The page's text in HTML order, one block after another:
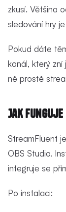
zkusí. Většina
sledování hry
Pokud dáte
kanál, který
ně prostě
Jak funguje
StreamFluent
OBS Studio.
integruje se
Po instalaci: